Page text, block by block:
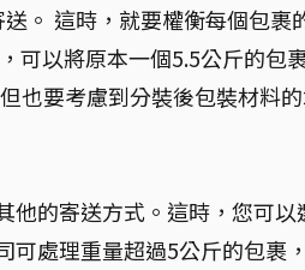
。 這時，就要權衡每個包裹
可以將原本一個5.5公斤的包
也要考慮到分裝後包裝材料
的寄送方式。這時，您可以
可處理重量超過5公斤的包裹